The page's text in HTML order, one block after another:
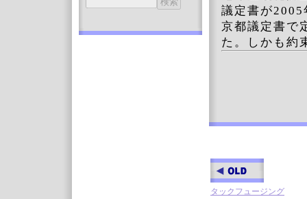
議定書が
京都議定書で
た。しかも約
タックフュージング